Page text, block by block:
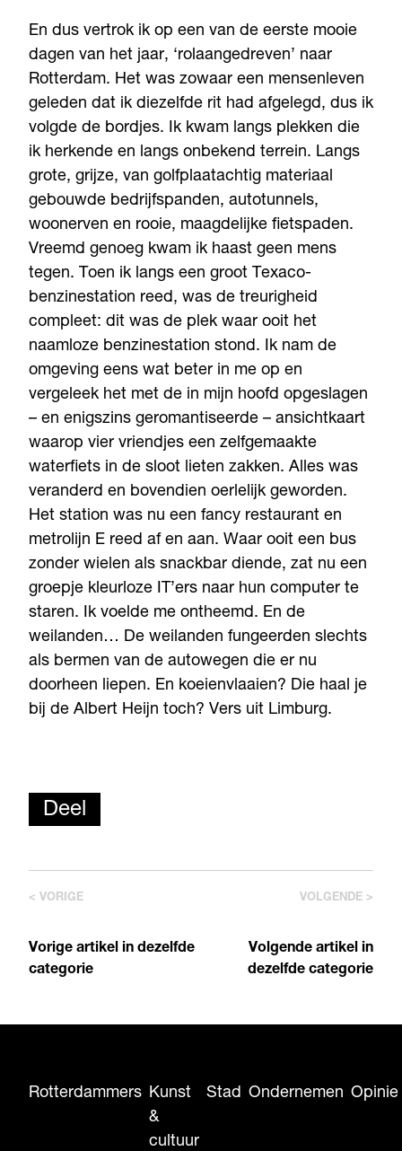
En dus vertrok ik op een van de eerste mooie
dagen van het jaar, ‘rolaangedreven’ naar
Rotterdam. Het was zowaar een mensenleven
geleden dat ik diezelfde rit had afgelegd, dus ik
volgde de bordjes. Ik kwam langs plekken die
ik herkende en langs onbekend terrein. Langs
grote, grijze, van golfplaatachtig materiaal
gebouwde bedrijfspanden, autotunnels,
woonerven en rooie, maagdelijke fietspaden.
Vreemd genoeg kwam ik haast geen mens
tegen. Toen ik langs een groot Texaco-
benzinestation reed, was de treurigheid
compleet: dit was de plek waar ooit het
naamloze benzinestation stond. Ik nam de
omgeving eens wat beter in me op en
vergeleek het met de in mijn hoofd opgeslagen
– en enigszins geromantiseerde – ansichtkaart
waarop vier vriendjes een zelfgemaakte
waterfiets in de sloot lieten zakken. Alles was
veranderd en bovendien oerlelijk geworden.
Het station was nu een fancy restaurant en
metrolijn E reed af en aan. Waar ooit een bus
zonder wielen als snackbar diende, zat nu een
groepje kleurloze IT’ers naar hun computer te
staren. Ik voelde me ontheemd. En de
weilanden… De weilanden fungeerden slechts
als bermen van de autowegen die er nu
doorheen liepen. En koeienvlaaien? Die haal je
bij de Albert Heijn toch? Vers uit Limburg.
Deel
< VORIGE
Vorige artikel in dezelfde
categorie
VOLGENDE >
Volgende artikel in
dezelfde categorie
Rotterdammers Kunst
&
cultuur
Stad Ondernemen Opinie